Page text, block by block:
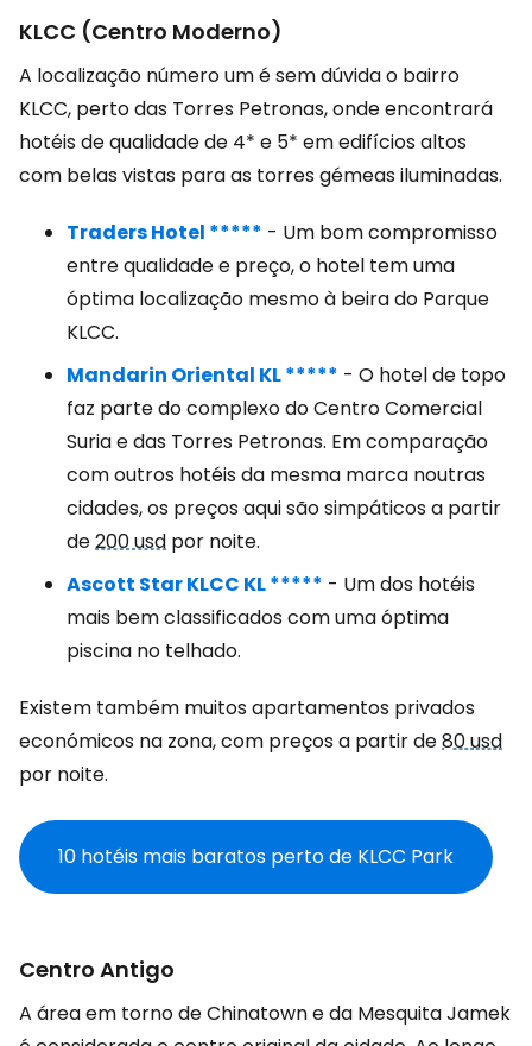
KLCC (Centro Moderno)
A localização número um é sem dúvida o bairro
KLCC, perto das Torres Petronas, onde encontrará
hotéis de qualidade de 4* e 5* em edifícios altos
com belas vistas para as torres gémeas iluminadas.
Traders Hotel ***** - Um bom compromisso
entre qualidade e preço, o hotel tem uma
óptima localização mesmo à beira do Parque
KLCC.
Mandarin Oriental KL ***** - O hotel de topo
faz parte do complexo do Centro Comercial
Suria e das Torres Petronas. Em comparação
com outros hotéis da mesma marca noutras
cidades, os preços aqui são simpáticos a partir
de200 usd por noite.
Ascott Star KLCC KL ***** - Um dos hotéis
mais bem classificados com uma óptima
piscina no telhado.
Existem também muitos apartamentos privados
económicos na zona, com preços a partir de80 usd
por noite.
10 hotéis mais baratos perto de KLCC Park
Centro Antigo
A área em torno de Chinatown e da Mesquita Jamek